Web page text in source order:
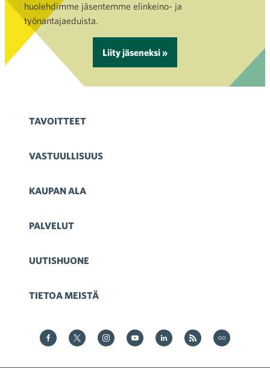
huolehdimme jäsentemme elinkeino- ja
työnantajaeduista.
Liity jäseneksi »
TAVOITTEET
VASTUULLISUUS
KAUPAN ALA
PALVELUT
UUTISHUONE
TIETOA MEISTÄ
Kauppa Facebookissa
Kauppa Twitterissä
Kauppa on Instagram
Kauppa YouTubesssa
Kauppa LinkedInissä
Kauppa on RSS